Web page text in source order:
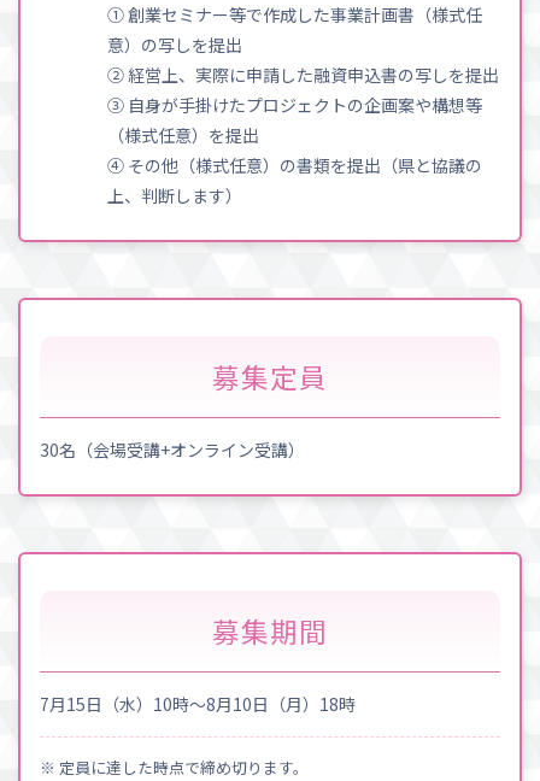
① 創業セミナー等で作成した事業計画書（様式任
意）の写しを提出
② 経営上、実際に申請した融資申込書の写しを提出
③ 自身が手掛けたプロジェクトの企画案や構想等
（様式任意）を提出
④ その他（様式任意）の書類を提出（県と協議の
上、判断します）
募集定員
30名（会場受講+オンライン受講）
募集期間
7月15日（水）10時～8月10日（月）18時
※ 定員に達した時点で締め切ります。